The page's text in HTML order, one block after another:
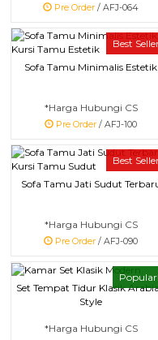
Pre Order / AFJ-064
Best
Sofa Tamu Minimalis Estetik
*Harga Hubungi CS
Pre Order / AFJ-100
Best
Sofa Tamu Jati Sudut
*Harga Hubungi CS
Pre Order / AFJ-090
Popular!
Set Tempat Tidur Klasik
Style
*Harga Hubungi CS